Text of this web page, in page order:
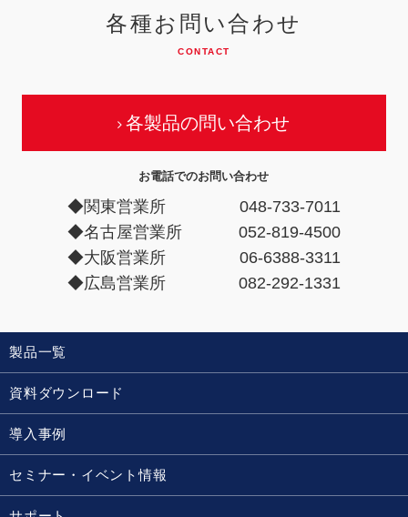
各種お問い合わせ
CONTACT
各製品の問い合わせ
お電話でのお問い合わせ
◆関東営業所
048-733-7011
◆名古屋営業所
052-819-4500
◆大阪営業所
06-6388-3311
◆広島営業所
082-292-1331
製品一覧
資料ダウンロード
導入事例
セミナー・イベント情報